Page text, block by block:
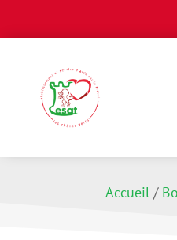
Accueil /